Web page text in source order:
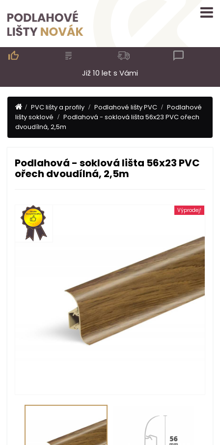

Již 10 let s Vámi
PVC lišty a profily Podlahové lišty PVC
Podlahové
lišty soklové
Podlahová - soklová lišta 56x23 PVC ořech
dvoudílná, 2,5m
Podlahová - soklová lišta 56x23 PVC
ořech dvoudílná, 2,5m
Výprodej!